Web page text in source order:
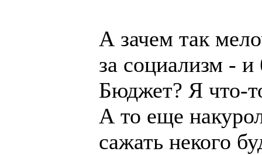
А зачем так
за социализм - и
Бюджет? Я что-
А то еще
сажать некого